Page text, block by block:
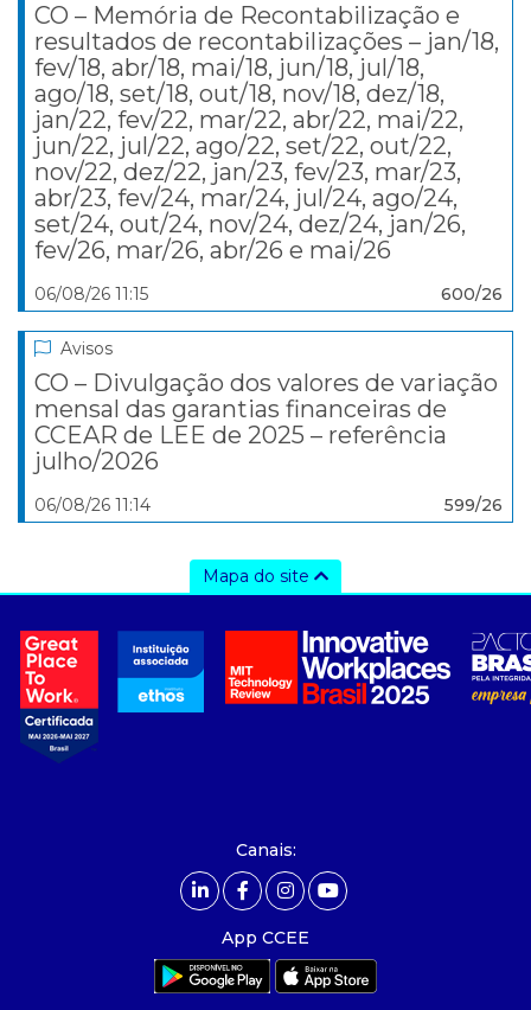
CO – Memória de Recontabilização e
resultados de recontabilizações – jan/18,
fev/18, abr/18, mai/18, jun/18, jul/18,
ago/18, set/18, out/18, nov/18, dez/18,
jan/22, fev/22, mar/22, abr/22, mai/22,
jun/22, jul/22, ago/22, set/22, out/22,
nov/22, dez/22, jan/23, fev/23, mar/23,
abr/23, fev/24, mar/24, jul/24, ago/24,
set/24, out/24, nov/24, dez/24, jan/26,
fev/26, mar/26, abr/26 e mai/26
06/08/26 11:15 600/26
Avisos
CO – Divulgação dos valores de variação
mensal das garantias financeiras de
CCEAR de LEE de 2025 – referência
julho/2026
06/08/26 11:14 599/26
Mapa do site
- sobre nós
- governança
- nossos associados
- integridade, riscos e auditoria
- relatório de sustentabilidade
Canais:
App CCEE